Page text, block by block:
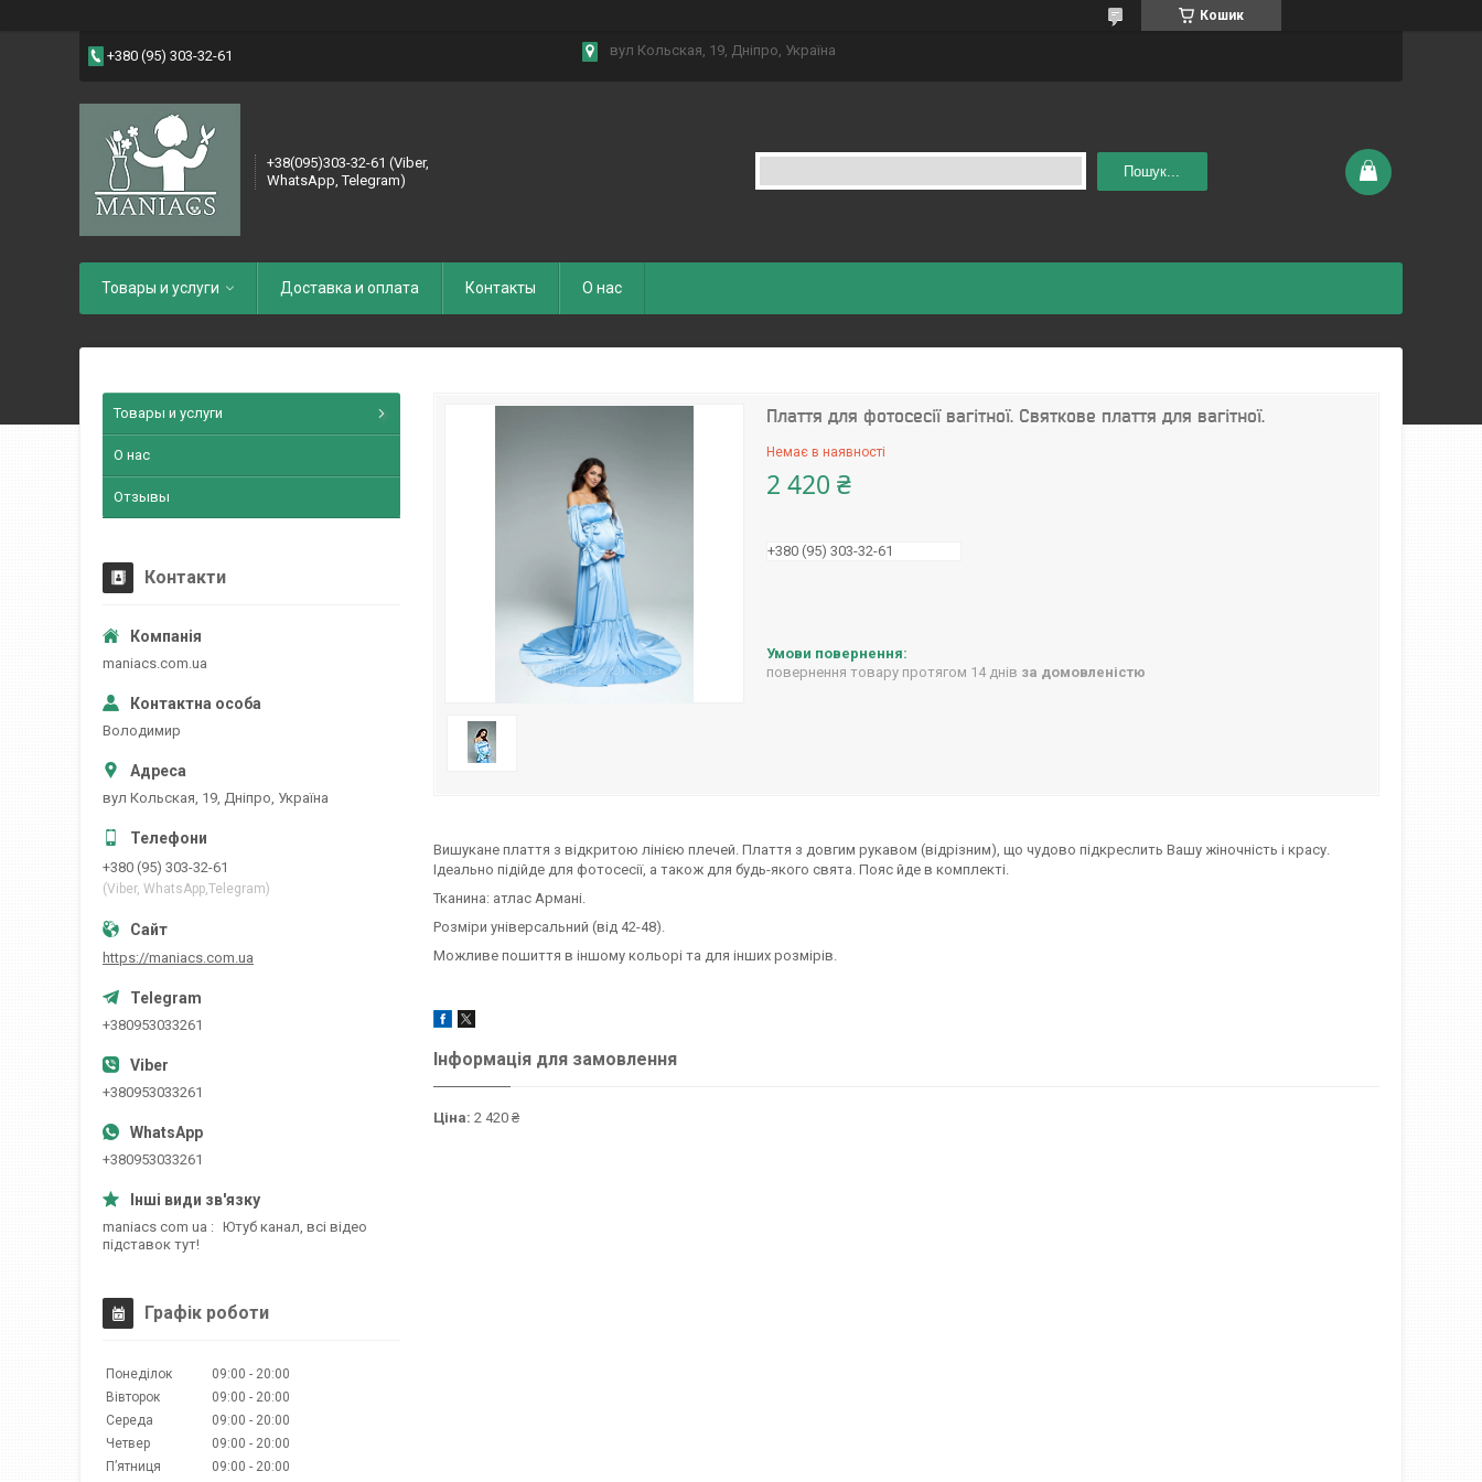
Кошик
+380 (95) 303-32-61 вул Кольская, 19, Дніпро, Україна
+38(095)303-32-61 (Viber,
WhatsApp, Telegram)
Пошук...
Товары и услуги Доставка и оплата Контакты О нас
Плаття для фотосесії вагітної. Святкове плаття для вагітної.
Немає в наявності
2 420 ₴
+380 (95) 303-32-61
повернення товару протягом 14 днів за домовленістю
Вишукане плаття з відкритою лінією плечей. Плаття з довгим рукавом (відрізним), що чудово підкреслить Вашу жіночність і красу.
Ідеально підійде для фотосесії, а також для будь-якого свята. Пояс йде в комплекті.
Тканина: атлас Армані.
Розміри універсальний (від 42-48).
Можливе пошиття в іншому кольорі та для інших розмірів.
Інформація для замовлення
Ціна: 2 420 ₴
Товары и услуги
О нас
Отзывы
Контакти
maniacs.com.ua
Володимир
вул Кольская, 19, Дніпро, Україна
+380 (95) 303-32-61
(Viber, WhatsApp,Telegram)
https://maniacs.com.ua
+380953033261
+380953033261
+380953033261
maniacs com ua
Ютуб канал, всі відео
підставок тут!
Графік роботи
Понеділок 09:00
20:00
Вівторок
09:00
20:00
Середа
09:00
20:00
Четвер
09:00
20:00
Пʼятниця
09:00
20:00